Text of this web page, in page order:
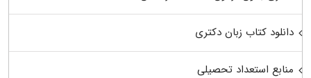
دانلود کتاب زبان دکتری
منابع استعداد تحصیلی